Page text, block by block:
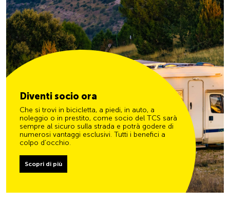
Diventi socio ora
Che si trovi in bicicletta, a piedi, in auto, a
noleggio o in prestito, come socio del TCS sarà
sempre al sicuro sulla strada e potrà godere di
numerosi vantaggi esclusivi. Tutti i benefici a
colpo d’occhio.
Scopri di più